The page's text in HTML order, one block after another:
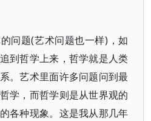
问题(艺术问题也一样)，如
到哲学上来，哲学就是人类
。艺术里面许多问题问到最
学，而哲学则是从世界观的
各种现象。这是我从那几年